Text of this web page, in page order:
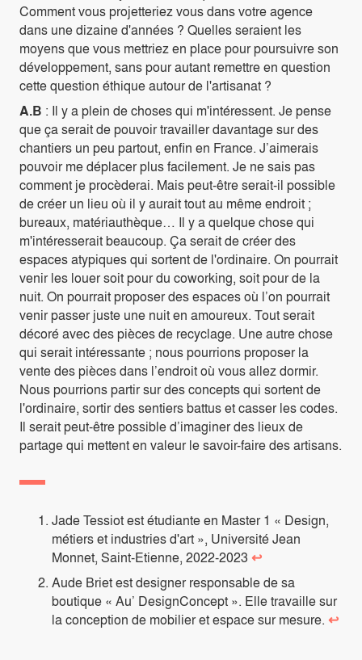
Comment vous projetteriez vous dans votre agence
dans une dizaine d'années ? Quelles seraient les
moyens que vous mettriez en place pour poursuivre son
développement, sans pour autant remettre en question
cette question éthique autour de l'artisanat ?
A.B : Il y a plein de choses qui m'intéressent. Je pense
que ça serait de pouvoir travailler davantage sur des
chantiers un peu partout, enfin en France. J’aimerais
pouvoir me déplacer plus facilement. Je ne sais pas
comment je procèderai. Mais peut-être serait-il possible
de créer un lieu où il y aurait tout au même endroit ;
bureaux, matériauthèque… Il y a quelque chose qui
m'intéresserait beaucoup. Ça serait de créer des
espaces atypiques qui sortent de l'ordinaire. On pourrait
venir les louer soit pour du coworking, soit pour de la
nuit. On pourrait proposer des espaces où l’on pourrait
venir passer juste une nuit en amoureux. Tout serait
décoré avec des pièces de recyclage. Une autre chose
qui serait intéressante ; nous pourrions proposer la
vente des pièces dans l’endroit où vous allez dormir.
Nous pourrions partir sur des concepts qui sortent de
l'ordinaire, sortir des sentiers battus et casser les codes.
Il serait peut-être possible d’imaginer des lieux de
partage qui mettent en valeur le savoir-faire des artisans.
Jade Tessiot est étudiante en Master 1 « Design,
métiers et industries d'art », Université Jean
Monnet, Saint-Etienne, 2022-2023 ↩
Aude Briet est designer responsable de sa
boutique « Au’ DesignConcept ». Elle travaille sur
la conception de mobilier et espace sur mesure. ↩